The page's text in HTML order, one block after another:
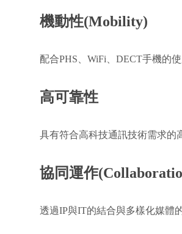
機動性(Mobility)
配合PHS、WiFi、DECT手機的
高可靠性
具有符合高科技通訊技術需求的
協同運作
透過IP與IT的結合與多樣化媒體